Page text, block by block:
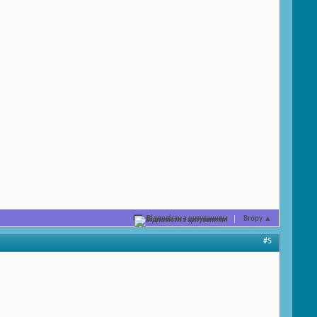
Відповісти з цитуванням Вгору ▲
#5